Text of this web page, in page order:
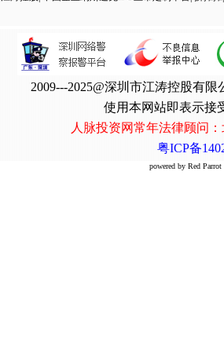
2009---2025@深圳市江涛控股有
使用本网站即表示接
人脉投资网常年法律顾问
粤ICP备
powered by Red